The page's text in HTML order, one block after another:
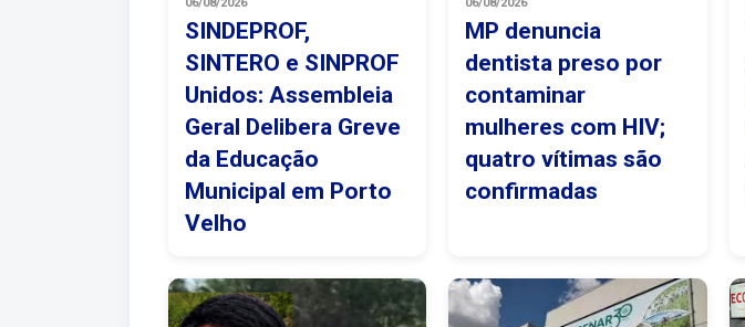
SINDEPROF,
SINTERO e SINPROF
Unidos: Assembleia
Geral Delibera Greve
da Educação
Municipal em Porto
Velho
MP denuncia
dentista preso por
contaminar
mulheres com HIV;
quatro vítimas são
confirmadas